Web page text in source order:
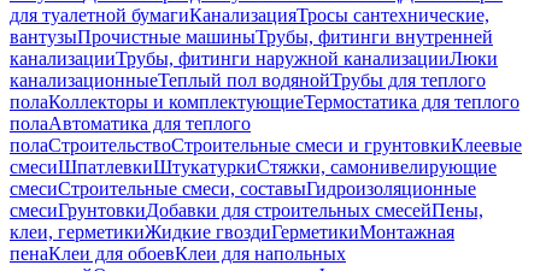
для туалетной бумагиКанализацияТросы сантехнические,
вантузыПрочистные машиныТрубы, фитинги внутренней
канализацииТрубы, фитинги наружной канализацииЛюки
канализационныеТеплый пол водянойТрубы для теплого
полаКоллекторы и комплектующиеТермостатика для теплого
полаАвтоматика для теплого
полаСтроительствоСтроительные смеси и грунтовкиКлеевые
смесиШпатлевкиШтукатуркиСтяжки, самонивелирующие
смесиСтроительные смеси, составыГидроизоляционные
смесиГрунтовкиДобавки для строительных смесейПены,
клеи, герметикиЖидкие гвоздиГерметикиМонтажная
пенаКлеи для обоевКлеи для напольных